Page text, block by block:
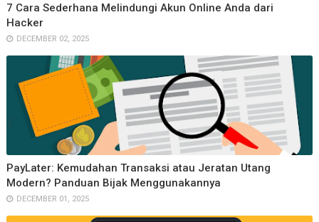
7 Cara Sederhana Melindungi Akun Online Anda dari
Hacker
DECEMBER 02, 2025
PayLater: Kemudahan Transaksi atau Jeratan Utang
Modern? Panduan Bijak Menggunakannya
DECEMBER 01, 2025